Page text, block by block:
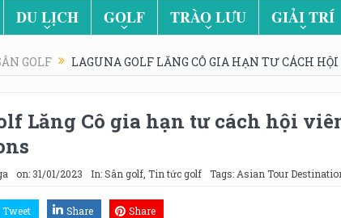
DU LỊCH GOLF TRÀO LƯU GIẢI TRÍ
GOLF LAGUNA GOLF LĂNG CÔ GIA HẠN TƯ CÁCH
Lăng Cô gia hạn tư cách hội
on: 31/01/2023 In:Sân golf, Tin tức golf Tags: Asian Tour
Tweet Share Share